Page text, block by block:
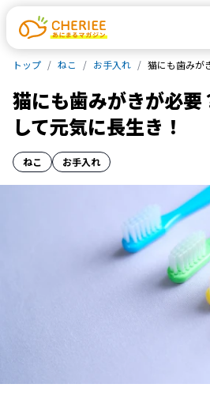
トップ ねこ お手入れ 猫にも歯みが
猫にも歯みがきが必
して元気に長生き！
ねこ お手入れ